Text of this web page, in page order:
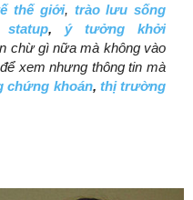
thế giới, trào lưu sống
statup, ý tưởng khởi
chừ gì nữa mà không vào
xem nhưng thông tin mà
chứng khoán, thị trường